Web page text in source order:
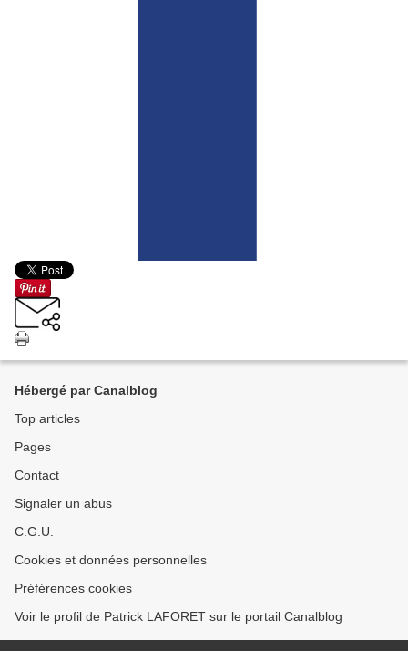
Hébergé par Canalblog
Top articles
Pages
Contact
Signaler un abus
C.G.U.
Cookies et données personnelles
Préférences cookies
Voir le profil de Patrick LAFORET sur le portail Canalblog